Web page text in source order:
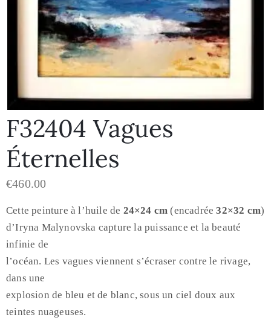
F32404 Vagues
Éternelles
€460.00
Cette peinture à l’huile de 24×24 cm (encadrée32×32 cm)
d’Iryna Malynovska capture la puissance et la beauté
infinie de
l’océan. Les vagues viennent s’écraser contre le rivage,
dans une
explosion de bleu et de blanc, sous un ciel doux aux
teintes nuageuses.